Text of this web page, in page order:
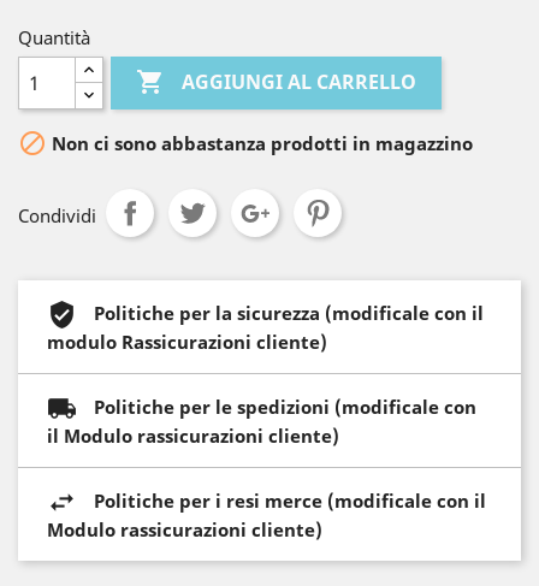
Quantità
 AGGIUNGI AL CARRELLO
 Non ci sono abbastanza prodotti in magazzino
Condividi
Politiche per la sicurezza (modificale con il
modulo Rassicurazioni cliente)
Politiche per le spedizioni (modificale con
il Modulo rassicurazioni cliente)
Politiche per i resi merce (modificale con il
Modulo rassicurazioni cliente)